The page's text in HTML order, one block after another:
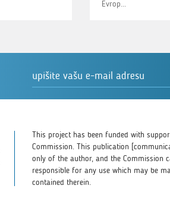
Evrop...
This project has been funded with
Commission. This publication
only of the author, and the Commission
responsible for any use which may be
contained therein.